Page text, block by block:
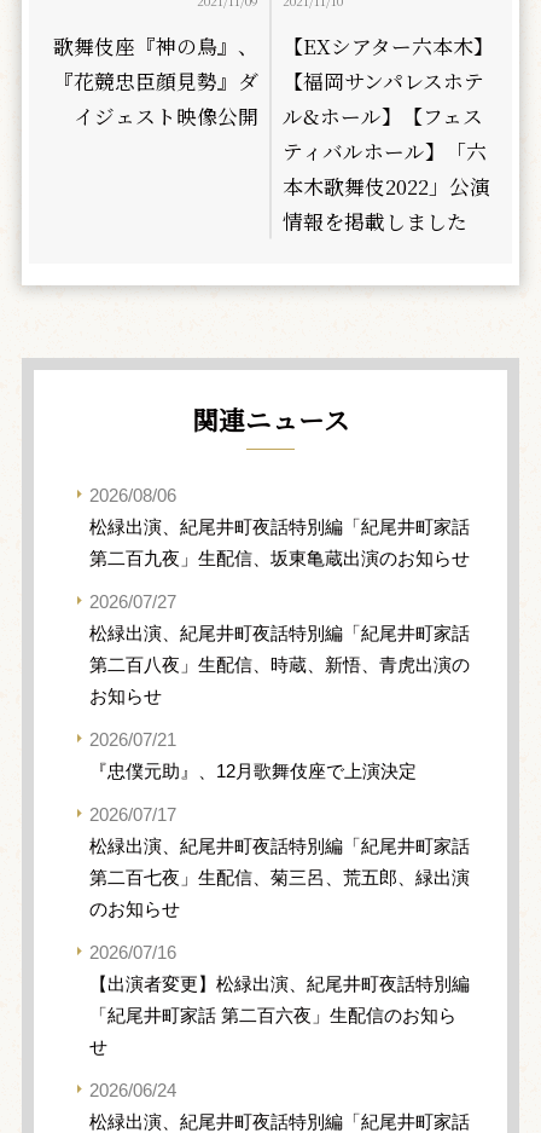
歌舞伎座『神の鳥』、
『花競忠臣顔見勢』ダ
イジェスト映像公開
【EXシアター六本木】
【福岡サンパレスホテ
ル&ホール】【フェス
ティバルホール】「六
本木歌舞伎2022」公演
情報を掲載しました
関連ニュース
2026/08/06
松緑出演、紀尾井町夜話特別編「紀尾井町家話
第二百九夜」生配信、坂東亀蔵出演のお知らせ
2026/07/27
松緑出演、紀尾井町夜話特別編「紀尾井町家話
第二百八夜」生配信、時蔵、新悟、青虎出演の
お知らせ
2026/07/21
『忠僕元助』、12月歌舞伎座で上演決定
2026/07/17
松緑出演、紀尾井町夜話特別編「紀尾井町家話
第二百七夜」生配信、菊三呂、荒五郎、緑出演
のお知らせ
2026/07/16
【出演者変更】松緑出演、紀尾井町夜話特別編
「紀尾井町家話 第二百六夜」生配信のお知ら
せ
2026/06/24
松緑出演、紀尾井町夜話特別編「紀尾井町家話